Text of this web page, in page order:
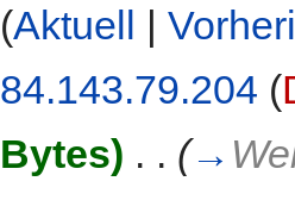
(Aktuell |
84.143.79.204 (
Bytes) . . (→